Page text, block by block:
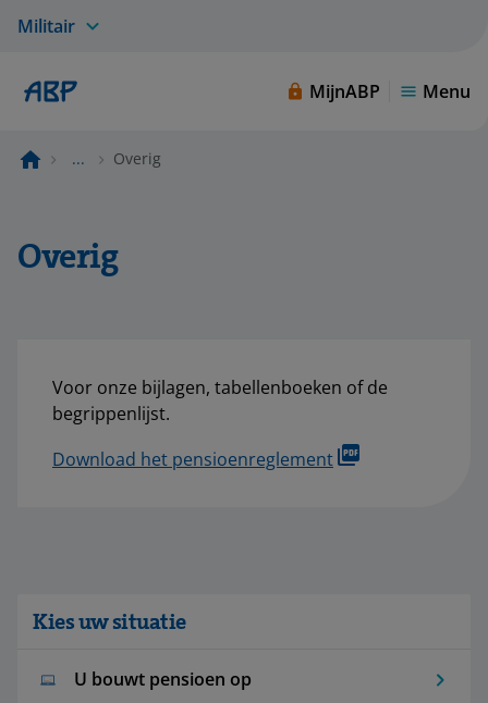
Militair
MijnABP Menu
... Overig
Overig
Voor onze bijlagen, tabellenboeken of de
begrippenlijst.
Download het pensioenreglement
Kies uw situatie
U bouwt pensioen op